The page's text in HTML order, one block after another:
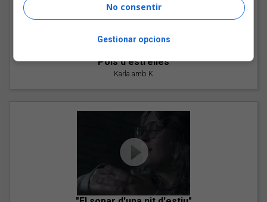
"Pols d'estrelles"
Karla amb K
No consentir
Gestionar opcions